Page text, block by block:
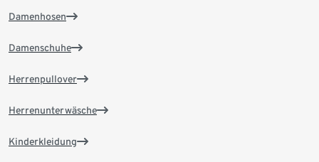
Damenhosen
Damenschuhe
Herrenpullover
Herrenunterwäsche
Kinderkleidung